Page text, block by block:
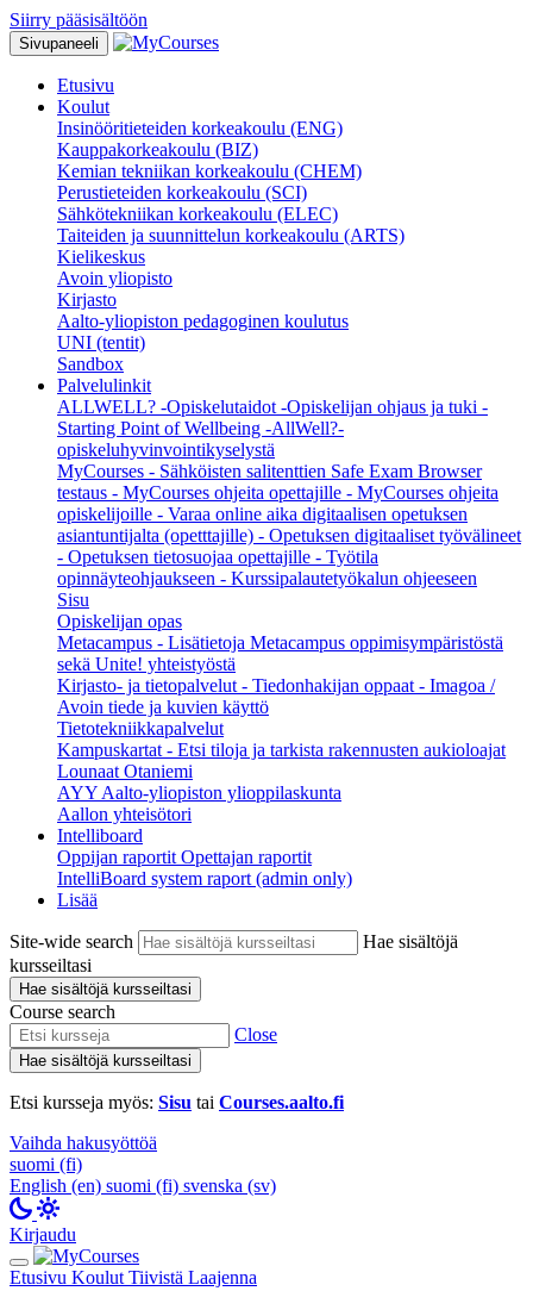
Siirry pääsisältöön
Sivupaneeli
Etusivu
Koulut
Insinööritieteiden korkeakoulu (ENG)
Kauppakorkeakoulu (BIZ)
Kemian tekniikan korkeakoulu (CHEM)
Perustieteiden korkeakoulu (SCI)
Sähkötekniikan korkeakoulu (ELEC)
Taiteiden ja suunnittelun korkeakoulu (ARTS)
Kielikeskus
Avoin yliopisto
Kirjasto
Aalto-yliopiston pedagoginen koulutus
UNI (tentit)
Sandbox
Palvelulinkit
ALLWELL? -Opiskelutaidot -Opiskelijan ohjaus ja tuki -
Starting Point of Wellbeing -AllWell?-
opiskeluhyvinvointikyselystä
MyCourses - Sähköisten salitenttien Safe Exam Browser
testaus - MyCourses ohjeita opettajille - MyCourses ohjeita
opiskelijoille - Varaa online aika digitaalisen opetuksen
asiantuntijalta (opetttajille) - Opetuksen digitaaliset työvälineet
- Opetuksen tietosuojaa opettajille - Työtila
opinnäyteohjaukseen - Kurssipalautetyökalun ohjeeseen
Sisu
Opiskelijan opas
Metacampus - Lisätietoja Metacampus oppimisympäristöstä
sekä Unite! yhteistyöstä
Kirjasto- ja tietopalvelut - Tiedonhakijan oppaat - Imagoa /
Avoin tiede ja kuvien käyttö
Tietotekniikkapalvelut
Kampuskartat - Etsi tiloja ja tarkista rakennusten aukioloajat
Lounaat Otaniemi
AYY Aalto-yliopiston ylioppilaskunta
Aallon yhteisötori
Intelliboard
Oppijan raportit Opettajan raportit
IntelliBoard system raport (admin only)
Lisää
Site-wide search
Hae sisältöjä
kursseiltasi
Hae sisältöjä kursseiltasi
Course search
Close
Hae sisältöjä kursseiltasi
Etsi kursseja myös: Sisu tai Courses.aalto.fi
Vaihda hakusyöttöä
suomi (fi)
English (en) suomi (fi) svenska (sv)
Kirjaudu
Etusivu Koulut Tiivistä Laajenna